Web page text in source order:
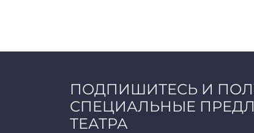
ПОДПИШИТЕСЬ И
СПЕЦИАЛЬНЫЕ
ТЕАТРА